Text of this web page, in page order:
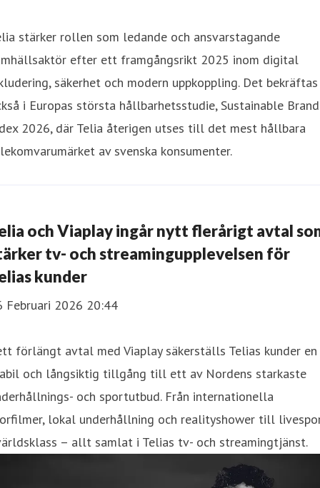
stärker rollen som ledande och ansvarstagande
efter ett framgångsrikt 2025 inom digital
säkerhet och modern uppkoppling. Det bekräftas
i Europas största hållbarhetsstudie, Sustainable Brand
2026, där Telia återigen utses till det mest hållbara
av svenska konsumenter.
och Viaplay ingår nytt flerårigt avtal
tv- och streamingupplevelsen för
kunder
Februari 2026 20:44
förlängt avtal med Viaplay säkerställs Telias kunder en
och långsiktig tillgång till ett av Nordens starkaste
och sportutbud. Från internationella
lokal underhållning och realityshower till
– allt samlat i Telias tv- och streamingtjänst.